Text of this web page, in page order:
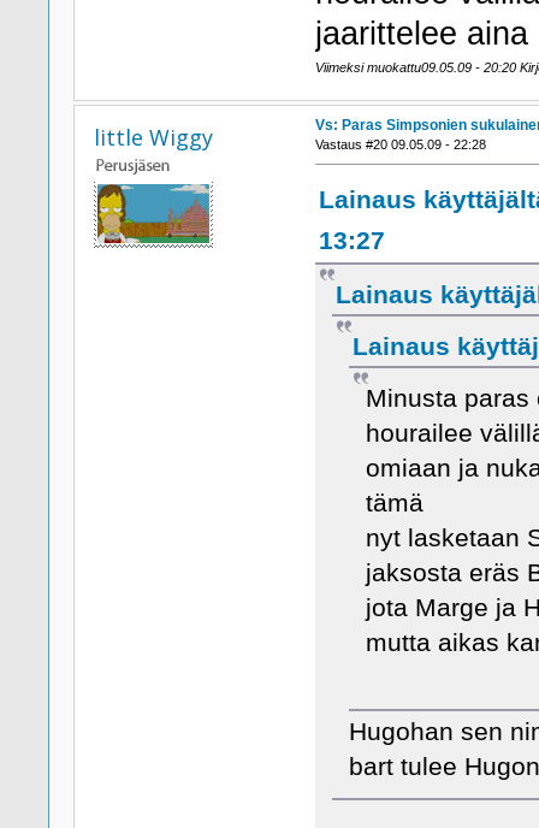
jaarittelee aina
Viimeksi muokattu09.05.09 - 20:20
little Wiggy Vs: Paras Simpsonien
Vastaus #20 09.05.09 - 22:28
Lainaus
13:27
Lainaus
Lainaus
Minusta
hourailee
omiaan ja
tämä
nyt lasketaan
jaksosta eräs
jota Marge ja
mutta aikas
Hugohan sen
bart tulee